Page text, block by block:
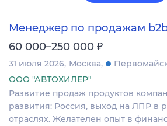
Менеджер по продажам
60 000–250 000 ₽
31 июля 2026 Москва
ООО "АВТОХИЛЕР"
Развитие продаж продуктов
развития: Россия, выход на ЛПР в
отраслях. Желателен опыт в